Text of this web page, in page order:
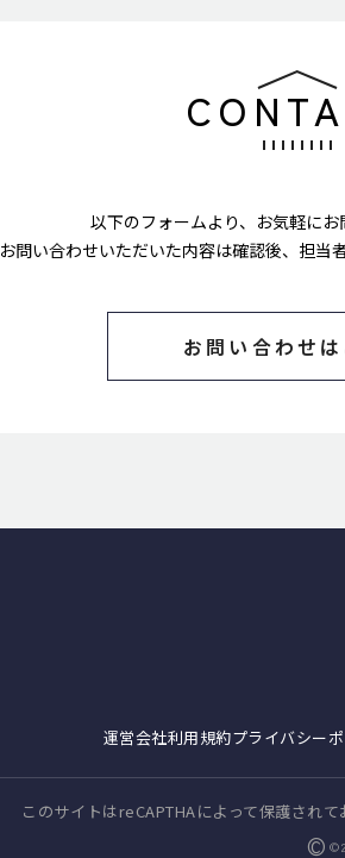
以下のフォームより、 お気軽にお
お問い合わせいただいた内容は確認後、 担当
お問い合わせ
運営会社利用規約プライバシー
このサイトはreCAPTHAによって保護され
©